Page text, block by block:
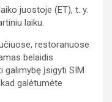
juostoje (ET), t. y.
laiku.
restoranuose
belaidis
galimybę įsigyti SIM
galėtumėte